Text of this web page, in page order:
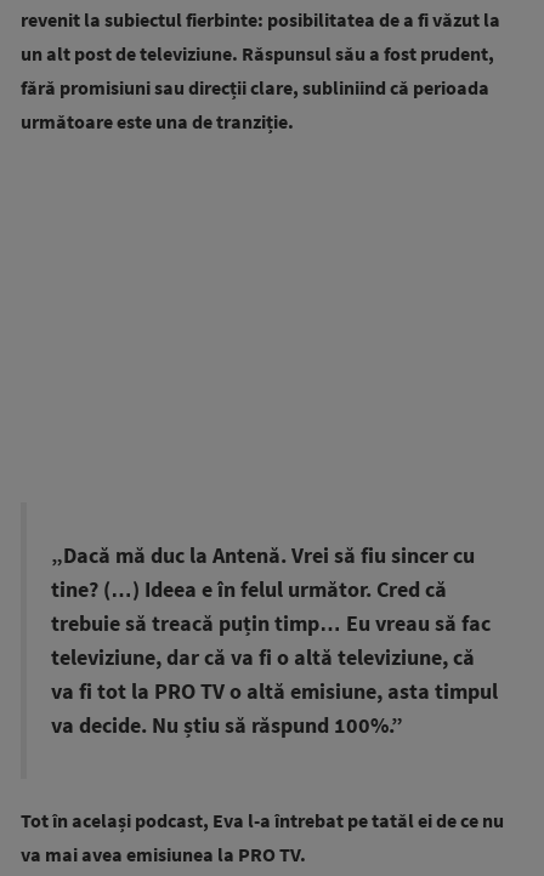
revenit la subiectul fierbinte: posibilitatea de a fi văzut la
un alt post de televiziune. Răspunsul său a fost prudent,
fără promisiuni sau direcții clare, subliniind că perioada
următoare este una de tranziție.
„Dacă mă duc la Antenă. Vrei să fiu sincer cu
tine? (…) Ideea e în felul următor. Cred că
trebuie să treacă puțin timp… Eu vreau să fac
televiziune, dar că va fi o altă televiziune, că
va fi tot la PRO TV o altă emisiune, asta timpul
va decide. Nu știu să răspund 100%.”
Tot în același podcast, Eva l-a întrebat pe tatăl ei de ce nu
va mai avea emisiunea la PRO TV.